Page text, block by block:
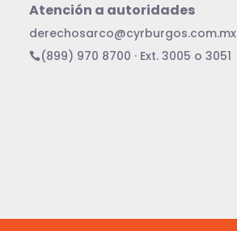
Atención a autoridades
derechosarco@cyrburgos.com.mx
(899) 970 8700 · Ext. 3005 o 3051